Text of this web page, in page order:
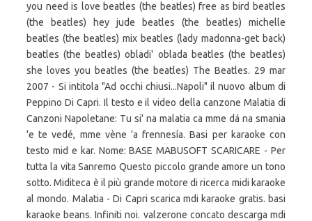
you need is love beatles (the beatles) free as bird beatles
(the beatles) hey jude beatles (the beatles) michelle
beatles (the beatles) mix beatles (lady madonna-get back)
beatles (the beatles) obladi' oblada beatles (the beatles)
she loves you beatles (the beatles) The Beatles. 29 mar
2007 - Si intitola "Ad occhi chiusi...Napoli" il nuovo album di
Peppino Di Capri. Il testo e il video della canzone Malatia di
Canzoni Napoletane: Tu si' na malatia ca mme dá na smania
'e te vedé, mme vène 'a frennesía. Basi per karaoke con
testo mid e kar. Nome: BASE MABUSOFT SCARICARE - Per
tutta la vita Sanremo Questo piccolo grande amore un tono
sotto. Miditeca è il più grande motore di ricerca midi karaoke
al mondo. Malatia - Di Capri scarica mdi karaoke gratis. basi
karaoke beans. Infiniti noi. valzerone concato descarga mdi